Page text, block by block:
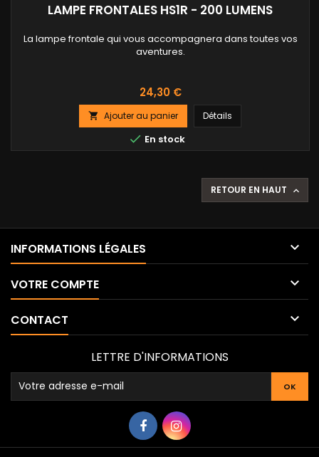
LAMPE FRONTALES HS1R - 200 LUMENS
La lampe frontale qui vous accompagnera dans toutes vos
aventures.
Prix
24,30 €
 Ajouter au panier Détails
 En stock
RETOUR EN HAUT 
INFORMATIONS LÉGALES 
VOTRE COMPTE 
CONTACT 
LETTRE D'INFORMATIONS